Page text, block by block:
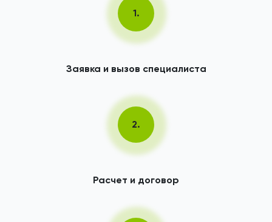
1.
Заявка и вызов специалиста
2.
Расчет и договор